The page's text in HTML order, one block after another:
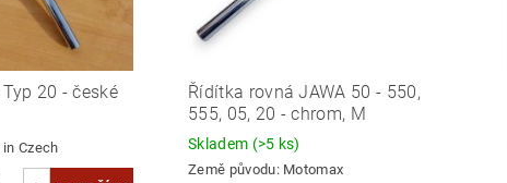
20 - české
in Czech
Řídítka rovná JAWA 50 - 550,
555, 05, 20 - chrom, M
Skladem (>5 ks)
Země původu: Motomax